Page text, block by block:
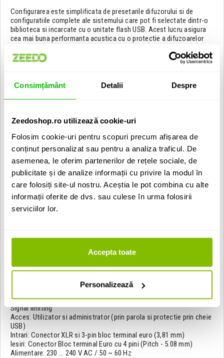
Consimțământ Detalii Despre
Zeedoshop.ro utilizează cookie-uri
Folosim cookie-uri pentru scopuri precum afișarea de
conținut personalizat sau pentru a analiza traficul. De
asemenea, le oferim partenerilor de rețele sociale, de
publicitate și de analize informații cu privire la modul în
care folosiți site-ul nostru. Aceștia le pot combina cu alte
informații oferite de dvs. sau culese în urma folosirii
serviciilor lor.
Accepta toate
Personalizează
Configurarea este simplificata de presetarile difuzorului si de
configuratiile complete ale sistemului care pot fi selectate dintr-o
biblioteca si incarcate cu o unitate flash USB. Acest lucru asigura
cea mai buna performanta acustica cu o protectie a difuzoarelor
PMQ dispune de o mare flexibilitate a intrarilor si de o
selectare a intrarilor si de conexiunile semnalului XLR si ale
blocurilor terminale. Integrarea sistemului se face usor cu ajutorul
portului de control RS-232. Interfata optionala Dante &trade. este
Instalarea acestei interfete de retea permite receptionarea si
trimiterea de latenta redusa, audio de inalta calitate pe o retea
Ethernet standard.
Specificatii:
Putere RMS: 4 x 240 W
Semnal / zgomot:>. 95 dB
THD + N (@ 1 kHz): 70 dB
Tehnologie: Clasa D
Raport de respingere al modului comun: 70 dB
Temperatura de functionare: 0 ° ~ 40 ° @ 95% Umiditate
Alimentare: Modul de comutare
Intrari: Sensibilitate (1W / 1m): -30 dB ~ +5 dB
Impedanta: 10 kohm
Amplificator de protectie: DC Short circuit
Over load
Signal limiting
Acces: Utilizator si administrator (prin parola si protectie prin cheie
USB)
Intrari: Conector XLR si 3-pin bloc terminal euro (3,81 mm)
Iesiri: Conector Bloc terminal Euro cu 4 pini (Pitch - 5.08 mm)
Alimentare: 230 ... 240 V AC / 50 ~ 60 Hz